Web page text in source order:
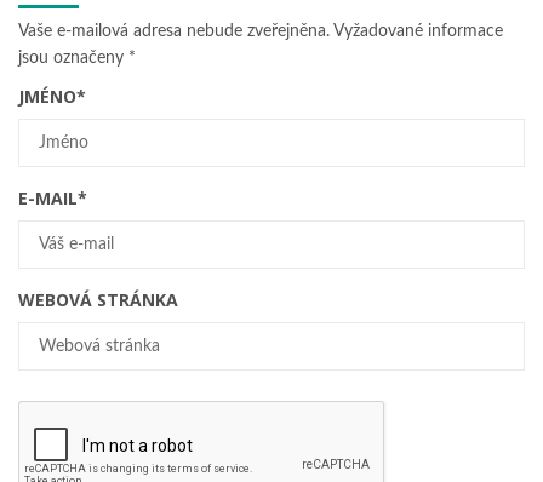
Vaše e-mailová adresa nebude zveřejněna. Vyžadované informace
jsou označeny *
JMÉNO*
E-MAIL*
WEBOVÁ STRÁNKA